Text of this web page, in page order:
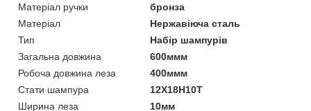
Матеріал ручки
бронза
Матеріал
Нержавіюча сталь
Тип
Набір шампурів
Загальна довжина
600ммм
Робоча довжина леза
400ммм
Стати шампура
12Х18Н10Т
Ширина леза
10мм